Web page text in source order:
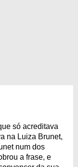
só acreditava
na Luiza Brunet,
num dos
a frase, e